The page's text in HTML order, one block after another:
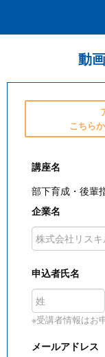
動
こちら
講座名
部下育成・後輩
企業名
申込者氏名
※受講者情報はお
メールアドレス